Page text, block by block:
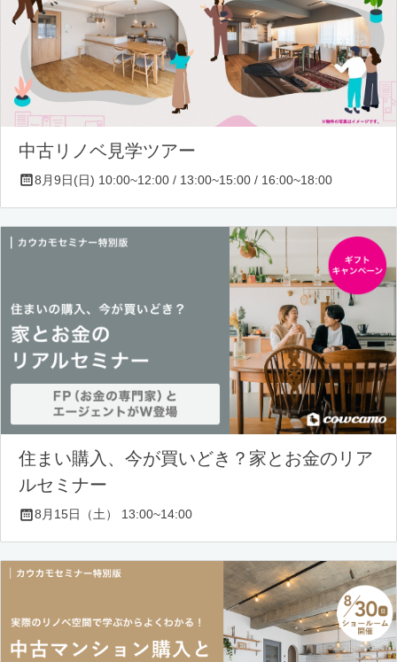
中古リノベ見学ツアー
8月9日(日) 10:00~12:00 / 13:00~15:00 / 16:00~18:00
住まい購入、今が買いどき？家とお金のリア
ルセミナー
8月15日（土） 13:00~14:00